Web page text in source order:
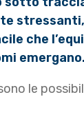
che
emergano.
le